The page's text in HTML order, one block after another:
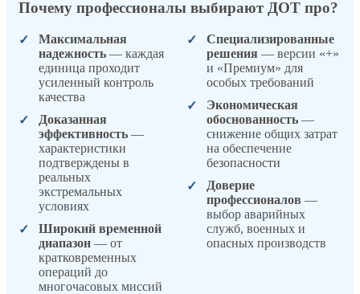
Почему профессионалы выбирают ДОТ про?
Максимальная
надежность — каждая
единица проходит
усиленный контроль
качества
Доказанная
эффективность —
характеристики
подтверждены в
реальных
экстремальных
условиях
Широкий временной
диапазон — от
кратковременных
операций до
многочасовых миссий
Специализированные
решения — версии «+»
и «Премиум» для
особых требований
Экономическая
обоснованность —
снижение общих затрат
на обеспечение
безопасности
Доверие
профессионалов —
выбор аварийных
служб, военных и
опасных производств